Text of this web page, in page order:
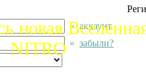
новая
NITRO
»аккаунт
» забыли?